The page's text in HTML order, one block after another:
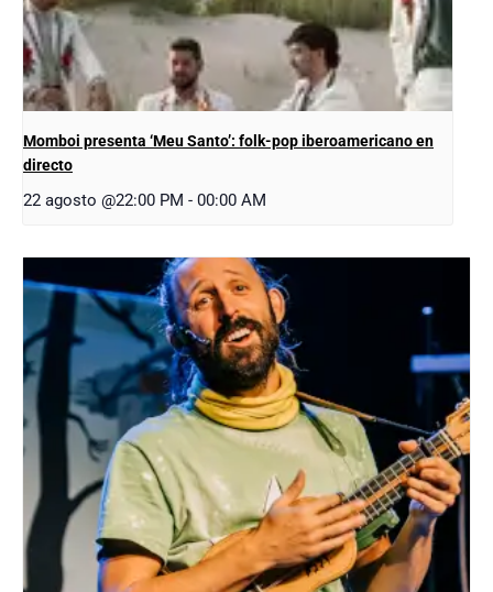
Momboi presenta ‘Meu Santo’: folk-pop iberoamericano en
directo
22 agosto @22:00 PM - 00:00 AM